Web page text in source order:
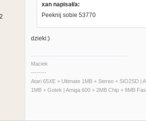
xan napisał/a:
Peeknij sobie 53770
dzieki:)
Maciek
--------
Atari 65XE + Ultimate 1MB + Stereo + SIO2SD |
1MB + Gotek | Amiga 600 + 2MB Chip + 8MB